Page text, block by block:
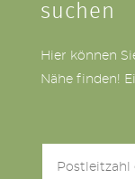
suchen
Hier können
Nähe finden!